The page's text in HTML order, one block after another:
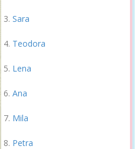
Sara
Teodora
Lena
Ana
Mila
Petra